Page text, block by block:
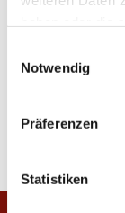
Notwendig
Präferenzen
Statistiken